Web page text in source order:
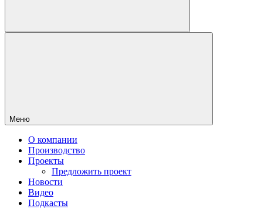
Меню
О компании
Производство
Проекты
Предложить проект
Новости
Видео
Подкасты